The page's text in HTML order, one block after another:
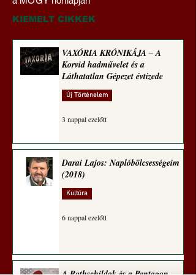
(Paul Craig Roberts
jegyzete)
KIEMELT CIKKEK
VAXÓRIA KRÓNIKÁJA ‒ A
Korvid hadművelet és a
Láthatatlan Gépezet évtizede
Új Történelem
3 nappal ezelőtt
Darai Lajos: Naplóbölcsességeim
(2018)
Kultúra
6 nappal ezelőtt